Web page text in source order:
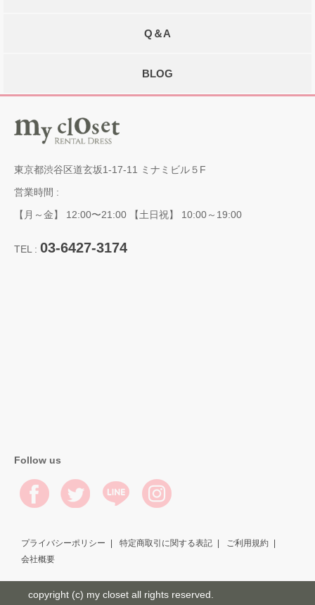
Q＆A
BLOG
東京都渋谷区道玄坂1-17-11 ミナミビル５F
営業時間 :
【月～金】 12:00〜21:00 【土日祝】 10:00～19:00
TEL : 03-6427-3174
Follow us
プライバシーポリシー 特定商取引に関する表記
ご利用規約
会社概要
copyright (c) my closet all rights reserved.